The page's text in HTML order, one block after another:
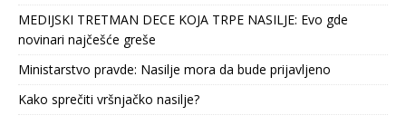
MEDIJSKI TRETMAN DECE KOJA TRPE NASILJE: Evo gde
novinari najčešće greše
Ministarstvo pravde: Nasilje mora da bude prijavljeno
Kako sprečiti vršnjačko nasilje?